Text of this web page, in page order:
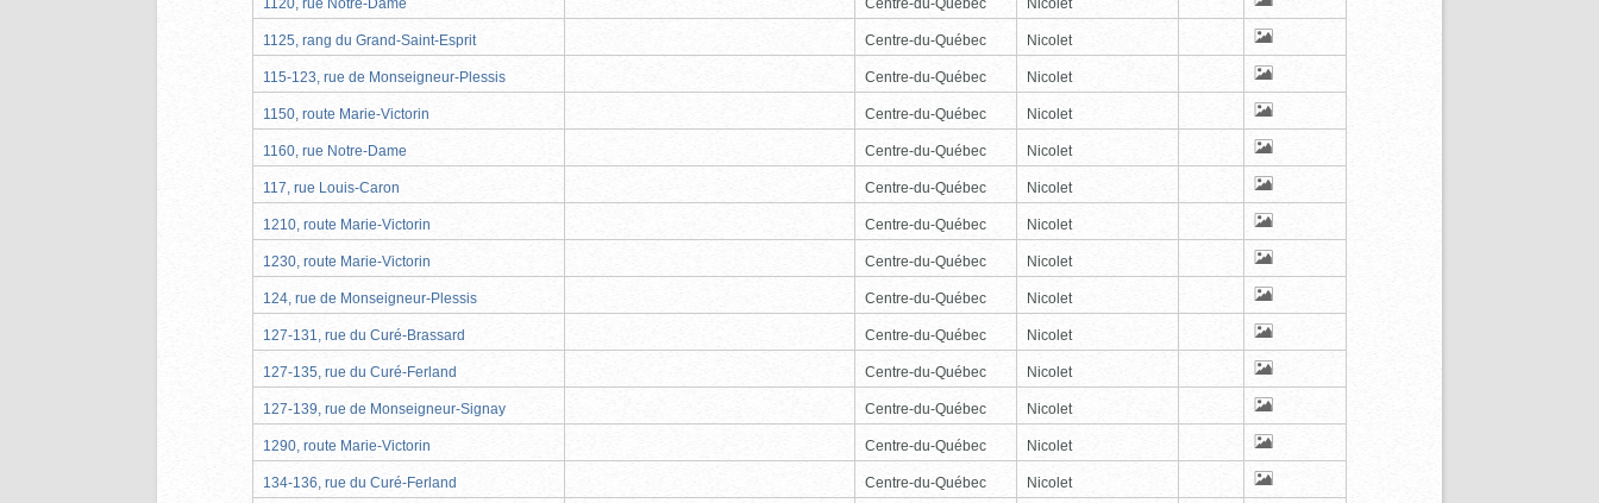
1125, rang du Grand-Saint-Esprit Centre-du-Québec Nicolet
115-123, rue de Monseigneur-Plessis Centre-du-Québec Nicolet
1150, route Marie-Victorin Centre-du-Québec Nicolet
1160, rue Notre-Dame Centre-du-Québec Nicolet
117, rue Louis-Caron Centre-du-Québec Nicolet
1210, route Marie-Victorin Centre-du-Québec Nicolet
1230, route Marie-Victorin Centre-du-Québec Nicolet
124, rue de Monseigneur-Plessis Centre-du-Québec Nicolet
127-131, rue du Curé-Brassard Centre-du-Québec Nicolet
127-135, rue du Curé-Ferland Centre-du-Québec Nicolet
127-139, rue de Monseigneur-Signay Centre-du-Québec Nicolet
1290, route Marie-Victorin Centre-du-Québec Nicolet
134-136, rue du Curé-Ferland Centre-du-Québec Nicolet